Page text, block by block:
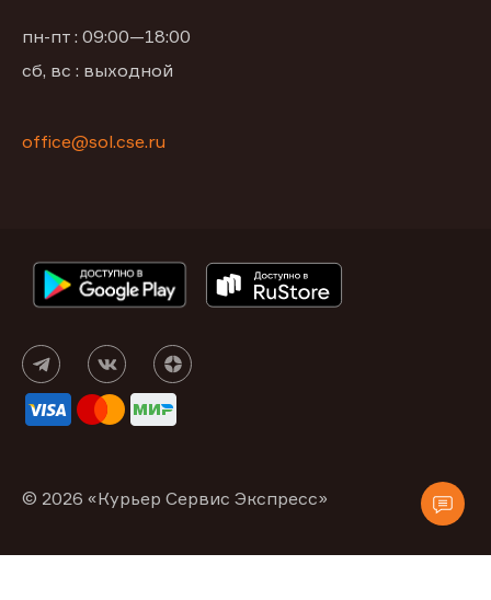
пн-пт : 09:00—18:00
сб, вс : выходной
office@sol.cse.ru
© 2026 «Курьер Сервис Экспресс»